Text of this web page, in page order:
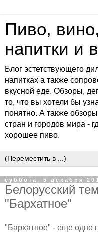
Пиво,
напитки и
Блог эстетствующего
напитках а также
вкусной еде. Обзоры,
то, что вы хотели бы
понятно. А также
стран и городов мира -
хорошее пиво.
суббота, 5 декабря
Белорусский
"Бархатное"
"Бархатное" - еще одно